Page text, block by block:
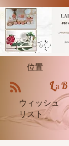
位置
LaB
ウィッシュ
リスト